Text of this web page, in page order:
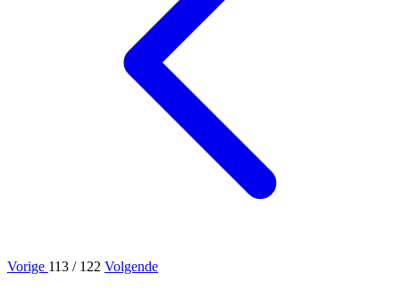
Vorige 113 / 122 Volgende